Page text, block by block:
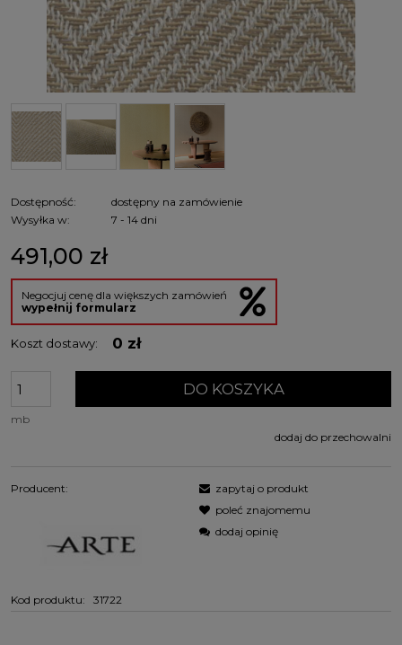
Dostępność:
dostępny na zamówienie
Wysyłka w:
7 - 14 dni
491,00 zł
Negocjuj cenę dla większych zamówień
wypełnij formularz
Koszt dostawy: 0 zł
mb
DO KOSZYKA
dodaj do przechowalni
Producent:
Kod produktu: 31722
zapytaj o produkt
poleć znajomemu
dodaj opinię